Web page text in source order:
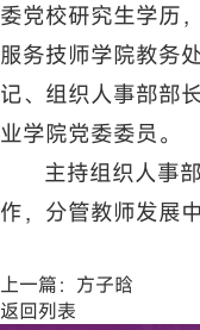
委党校研究生学历
服务技师学院教务
记、组织人事部部
业学院党委委员。
主持组织人事
作，分管教师发展
上一篇： 方子晗
返回列表